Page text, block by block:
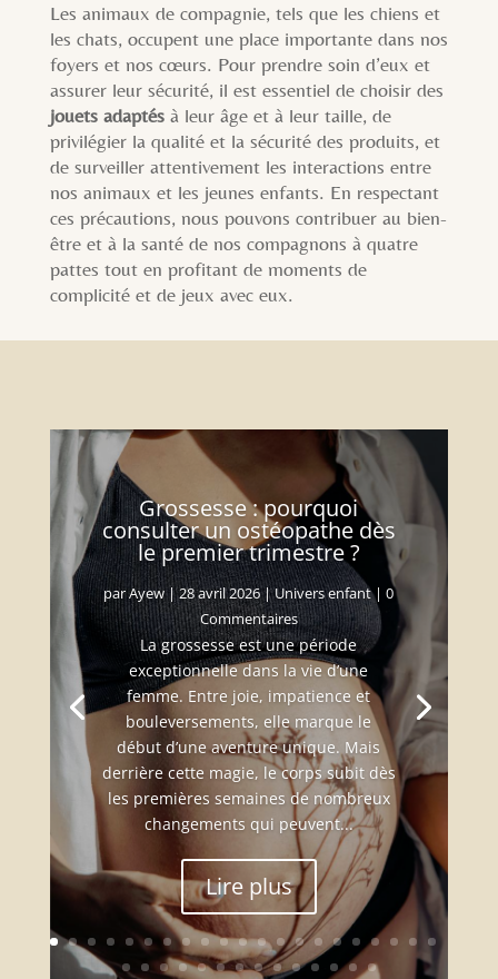
Les animaux de compagnie, tels que les chiens et
les chats, occupent une place importante dans nos
foyers et nos cœurs. Pour prendre soin d’eux et
assurer leur sécurité, il est essentiel de choisir des
jouets adaptésà leur âge et à leur taille, de
privilégier la qualité et la sécurité des produits, et
de surveiller attentivement les interactions entre
nos animaux et les jeunes enfants. En respectant
ces précautions, nous pouvons contribuer au bien-
être et à la santé de nos compagnons à quatre
pattes tout en profitant de moments de
complicité et de jeux avec eux.
Grossesse : pourquoi
consulter un ostéopathe dès
le premier trimestre ?
parAyew|28 avril 2026|Univers enfant| 0
Commentaires
La grossesse est une période
exceptionnelle dans la vie d’une
femme. Entre joie, impatience et
bouleversements, elle marque le
début d’une aventure unique. Mais
derrière cette magie, le corps subit dès
les premières semaines de nombreux
changements qui peuvent...
Lire plus